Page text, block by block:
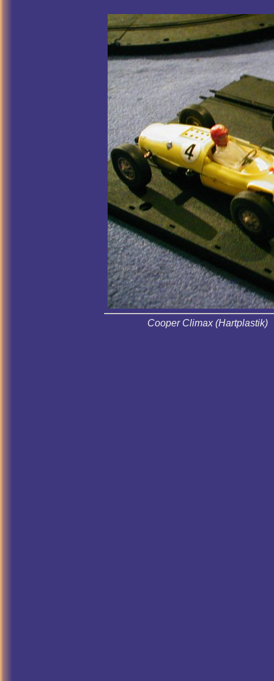
Cooper Climax (Hartplastik)